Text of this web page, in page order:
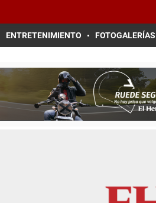
ENTRETENIMIENTO FOTOGALERÍAS